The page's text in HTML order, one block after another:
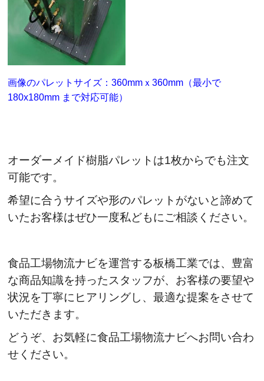
画像のパレットサイズ：360mmｘ360mm（最小で
180x180mm まで対応可能）
オーダーメイド樹脂パレットは1枚からでも注文
可能です。
希望に合うサイズや形のパレットがないと諦めて
いたお客様はぜひ一度私どもにご相談ください。
食品工場物流ナビを運営する板橋工業では、豊富
な商品知識を持ったスタッフが、お客様の要望や
状況を丁寧にヒアリングし、最適な提案をさせて
いただきます。
どうぞ、お気軽に食品工場物流ナビへお問い合わ
せください。